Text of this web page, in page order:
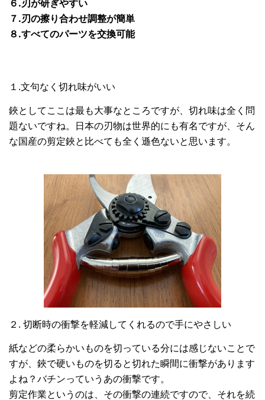
６.刃が研ぎやすい
７.刃の擦り合わせ調整が簡単
８.すべてのパーツを交換可能
１.文句なく切れ味がいい
鋏としてここは最も大事なところですが、切れ味は全く問
題ないですね。日本の刃物は世界的にも有名ですが、そん
な国産の剪定鋏と比べても全く遜色ないと思います。
２. 切断時の衝撃を軽減してくれるので手にやさしい
紙などの柔らかいものを切っている分には感じないことで
すが、鋏で硬いものを切ると切れた瞬間に衝撃があります
よね？バチンっていうあの衝撃です。
剪定作業というのは、その衝撃の連続ですので、それを続